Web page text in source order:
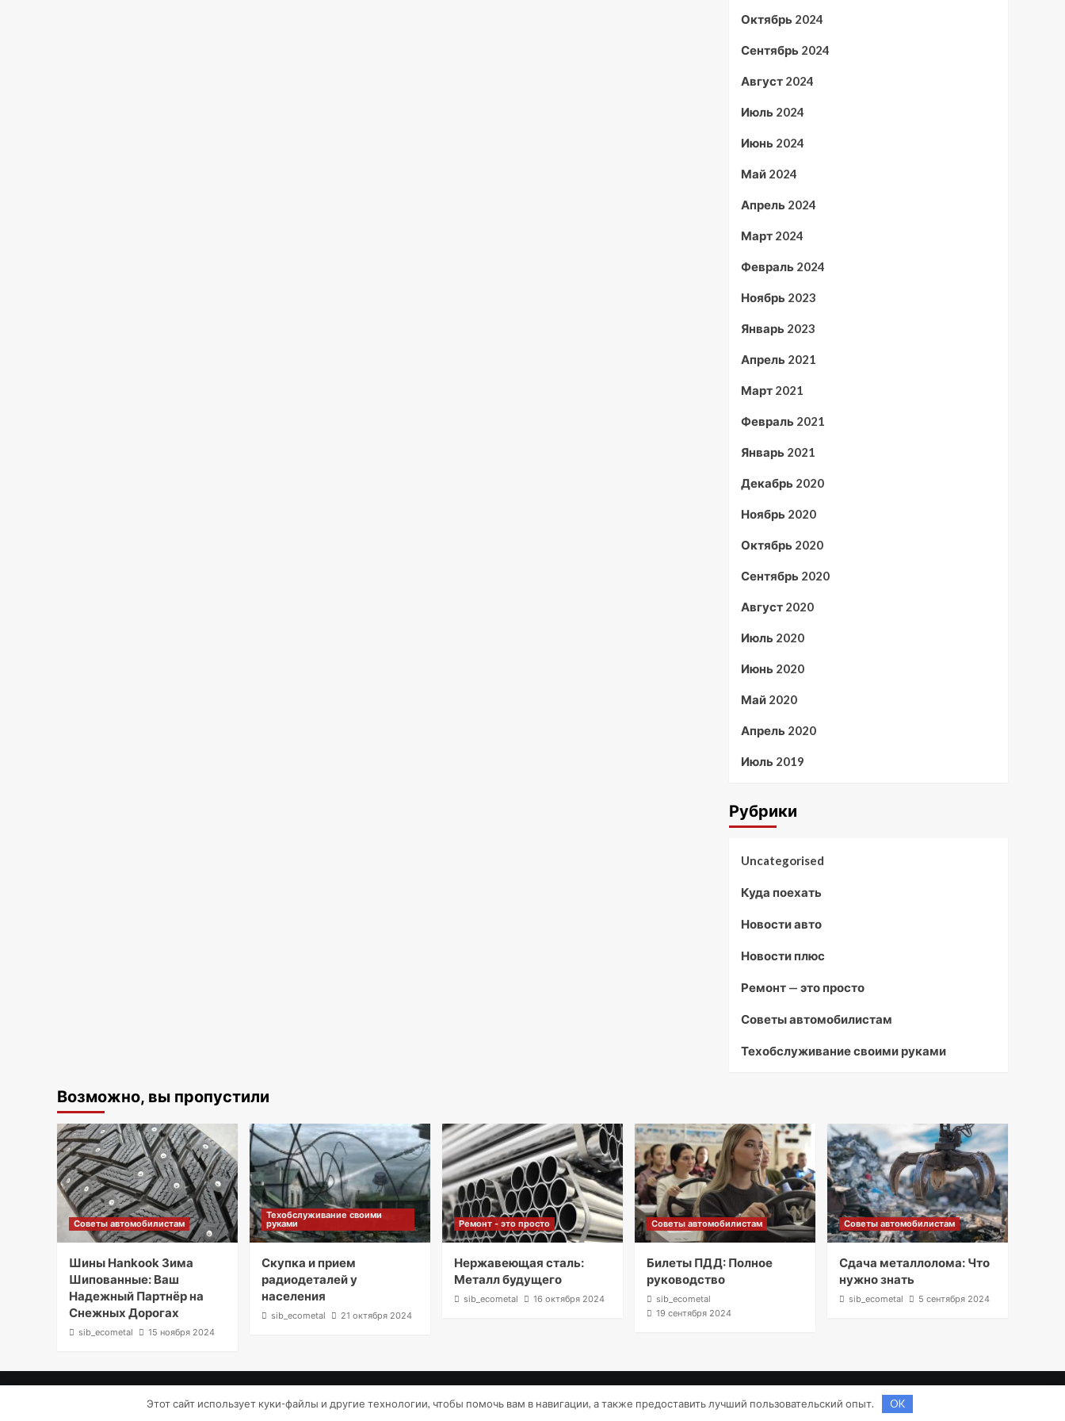
Октябрь 2024
Сентябрь 2024
Август 2024
Июль 2024
Июнь 2024
Май 2024
Апрель 2024
Март 2024
Февраль 2024
Ноябрь 2023
Январь 2023
Апрель 2021
Март 2021
Февраль 2021
Январь 2021
Декабрь 2020
Ноябрь 2020
Октябрь 2020
Сентябрь 2020
Август 2020
Июль 2020
Июнь 2020
Май 2020
Апрель 2020
Июль 2019
Рубрики
Uncategorised
Куда поехать
Новости авто
Новости плюс
Ремонт — это просто
Советы автомобилистам
Техобслуживание своими руками
Возможно, вы пропустили
Советы автомобилистам
Шины Hankook Зима
Шипованные: Ваш
Надежный Партнёр на
Снежных Дорогах
sib_ecometal 15 ноября 2024
Техобслуживание своими
руками
Скупка и прием
радиодеталей у
населения
sib_ecometal 21 октября 2024
Ремонт - это просто
Нержавеющая сталь:
Металл будущего
sib_ecometal 16 октября 2024
Советы автомобилистам
Билеты ПДД: Полное
руководство
sib_ecometal
19 сентября 2024
Советы автомобилистам
Сдача металлолома: Что
нужно знать
sib_ecometal 5 сентября 2024
Copyright © Все права защищены.
Этот сайт использует куки-файлы и другие технологии, чтобы помочь вам в навигации, а также предоставить лучший пользовательский опыт. OK